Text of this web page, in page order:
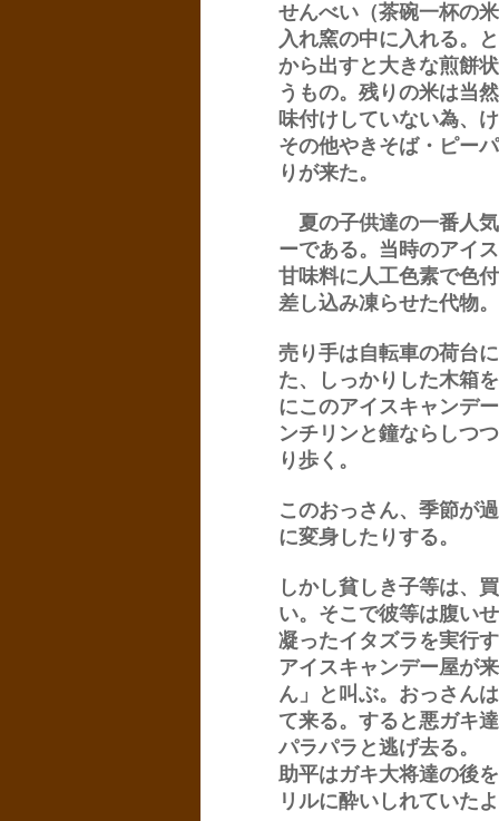
せんべい（茶碗一杯の
入れ窯の中に入れる。
から出すと大きな煎餅
うもの。残りの米は当
味付けしていない為、
その他やきそば・ピー
りが来た。
夏の子供達の一番人
ーである。当時のアイ
甘味料に人工色素で色
差し込み凍らせた代物。
売り手は自転車の荷台
た、しっかりした木箱
にこのアイスキャンデ
ンチリンと鐘ならしつ
り歩く。
このおっさん、季節が
に変身したりする。
しかし貧しき子等は、
い。そこで彼等は腹い
凝ったイタズラを実行
アイスキャンデー屋が
ん」と叫ぶ。おっさん
て来る。すると悪ガキ
パラパラと逃げ去る。
助平はガキ大将達の後
リルに酔いしれていた